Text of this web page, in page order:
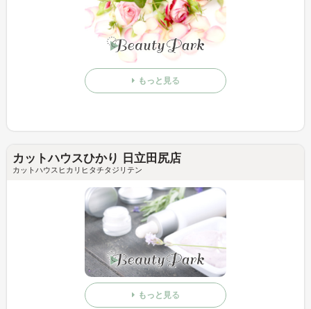
もっと見る
カットハウスひかり 日立田尻店
カットハウスヒカリヒタチタジリテン
もっと見る